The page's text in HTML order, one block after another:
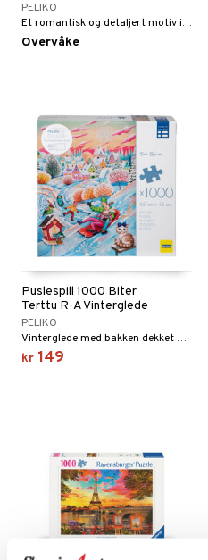
PELIKO
Et romantisk og detaljert motiv i vårens vakre, klare fargetoner.
Overvåke
Puslespill 1000 Biter
Terttu R-A Vinterglede
PELIKO
Vinterglede med bakken dekket av gnistrende snø.
kr 149